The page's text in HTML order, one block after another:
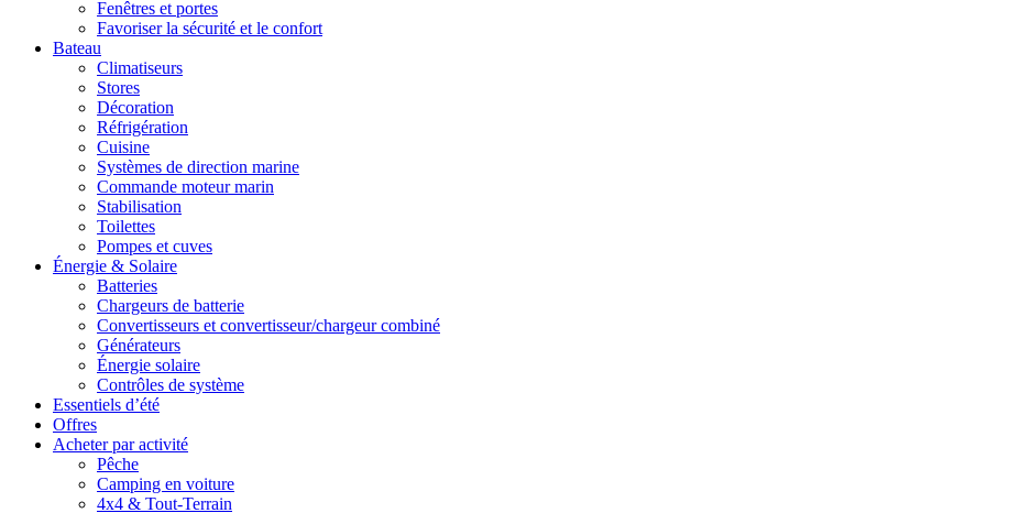
Fenêtres et portes
Favoriser la sécurité et le confort
Bateau
Climatiseurs
Stores
Décoration
Réfrigération
Cuisine
Systèmes de direction marine
Commande moteur marin
Stabilisation
Toilettes
Pompes et cuves
Énergie & Solaire
Batteries
Chargeurs de batterie
Convertisseurs et convertisseur/chargeur combiné
Générateurs
Énergie solaire
Contrôles de système
Essentiels d’été
Offres
Acheter par activité
Pêche
Camping en voiture
4x4 & Tout-Terrain